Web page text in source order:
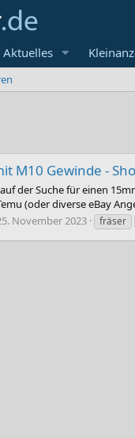
Aktuelles
M10 Gewinde -
der Suche für einen
(oder diverse eBay
November 2023 fräser